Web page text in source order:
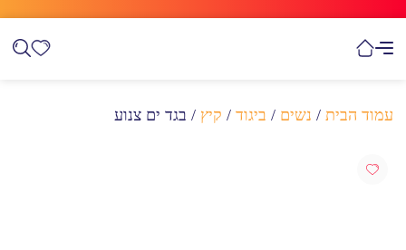
עמוד הבית / נשים / ביגוד / קיץ / בגד ים צנוע